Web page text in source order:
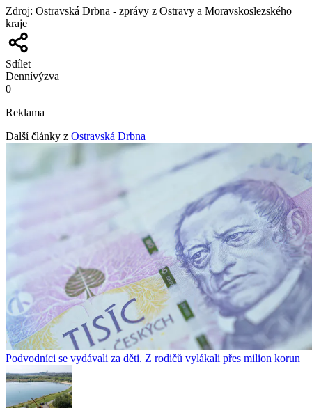
Zdroj: Ostravská Drbna - zprávy z Ostravy a Moravskoslezského
kraje
Sdílet
Dennívýzva
0
Reklama
Další články z Ostravská Drbna
Podvodníci se vydávali za děti. Z rodičů vylákali přes milion korun